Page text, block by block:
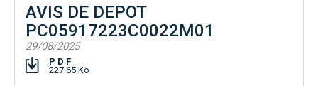
AVIS DE DEPOT
PC05917223C0022M01
29/08/2025
PDF
227.65 Ko